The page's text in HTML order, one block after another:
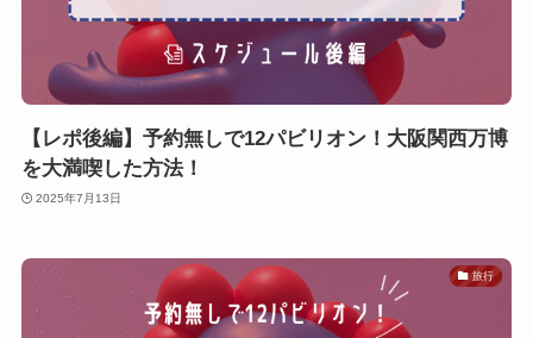
【レポ後編】予約無しで12パビリオン！大阪関西万博
を大満喫した方法！
2025年7月13日
旅行